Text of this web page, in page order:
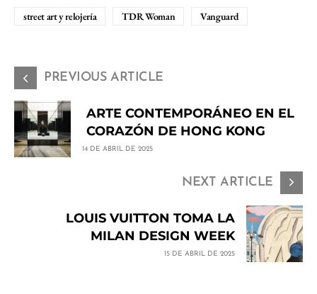
street art y relojería
TDR Woman Vanguard
PREVIOUS ARTICLE
ARTE CONTEMPORÁNEO EN EL
CORAZÓN DE HONG KONG
14 DE ABRIL DE 2025
NEXT ARTICLE
LOUIS VUITTON TOMA LA
MILAN DESIGN WEEK
15 DE ABRIL DE 2025